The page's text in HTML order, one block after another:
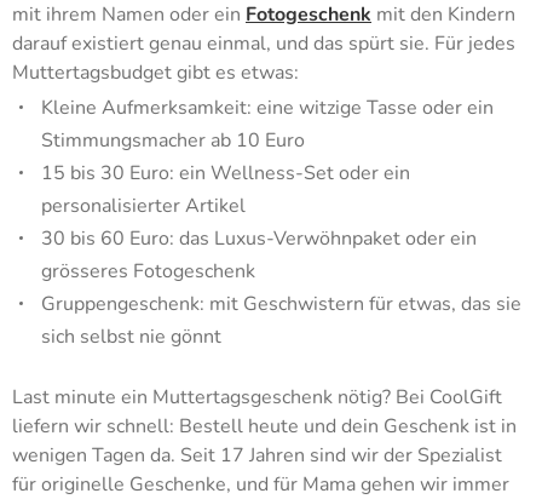
mit ihrem Namen oder ein Fotogeschenk mit den Kindern
darauf existiert genau einmal, und das spürt sie. Für jedes
Muttertagsbudget gibt es etwas:
Kleine Aufmerksamkeit: eine witzige Tasse oder ein
Stimmungsmacher ab 10 Euro
15 bis 30 Euro: ein Wellness-Set oder ein
personalisierter Artikel
30 bis 60 Euro: das Luxus-Verwöhnpaket oder ein
grösseres Fotogeschenk
Gruppengeschenk: mit Geschwistern für etwas, das sie
sich selbst nie gönnt
Last minute ein Muttertagsgeschenk nötig? Bei CoolGift
liefern wir schnell: Bestell heute und dein Geschenk ist in
wenigen Tagen da. Seit 17 Jahren sind wir der Spezialist
für originelle Geschenke, und für Mama gehen wir immer